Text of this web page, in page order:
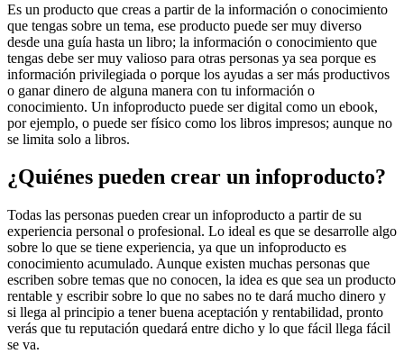
Es un producto que creas a partir de la información o conocimiento
que tengas sobre un tema, ese producto puede ser muy diverso
desde una guía hasta un libro; la información o conocimiento que
tengas debe ser muy valioso para otras personas ya sea porque es
información privilegiada o porque los ayudas a ser más productivos
o ganar dinero de alguna manera con tu información o
conocimiento. Un infoproducto puede ser digital como un ebook,
por ejemplo, o puede ser físico como los libros impresos; aunque no
se limita solo a libros.
¿Quiénes pueden crear un infoproducto?
Todas las personas pueden crear un infoproducto a partir de su
experiencia personal o profesional. Lo ideal es que se desarrolle algo
sobre lo que se tiene experiencia, ya que un infoproducto es
conocimiento acumulado. Aunque existen muchas personas que
escriben sobre temas que no conocen, la idea es que sea un producto
rentable y escribir sobre lo que no sabes no te dará mucho dinero y
si llega al principio a tener buena aceptación y rentabilidad, pronto
verás que tu reputación quedará entre dicho y lo que fácil llega fácil
se va.